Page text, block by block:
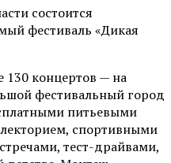
состоится
фестиваль «Дикая
130 концертов — на
фестивальный город
питьевыми
спортивными
тест-драйвами,